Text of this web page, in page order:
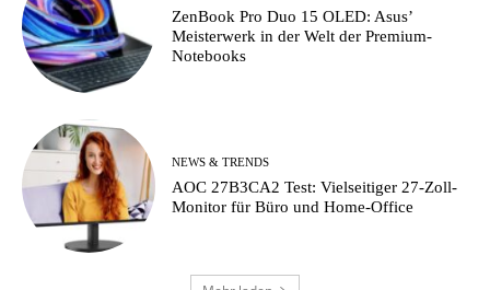
ZenBook Pro Duo 15 OLED: Asus’
Meisterwerk in der Welt der Premium-
Notebooks
NEWS & TRENDS
AOC 27B3CA2 Test: Vielseitiger 27-Zoll-
Monitor für Büro und Home-Office